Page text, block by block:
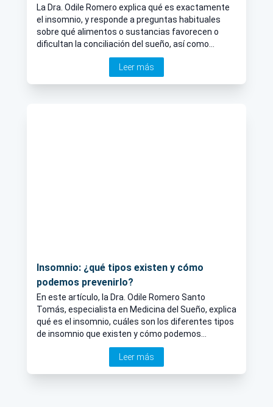
La Dra. Odile Romero explica qué es exactamente
el insomnio, y responde a preguntas habituales
sobre qué alimentos o sustancias favorecen o
dificultan la conciliación del sueño, así como
potenciales formas de acabar con el insomnio.
Leer más
Insomnio: ¿qué tipos existen y cómo
podemos prevenirlo?
En este artículo, la Dra. Odile Romero Santo
Tomás, especialista en Medicina del Sueño, explica
qué es el insomnio, cuáles son los diferentes tipos
de insomnio que existen y cómo podemos
prevenirlo con unas normas higiénicas de sueño.
Leer más